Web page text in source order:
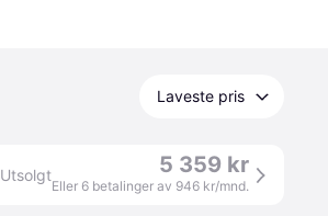
Laveste pris
Utsolgt 5 359 kr
Eller 6 betalinger av 946 kr/mnd.